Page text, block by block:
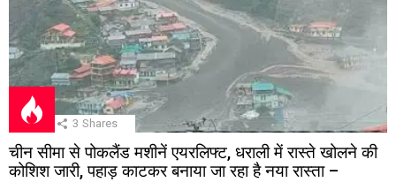
3 Shares
चीन सीमा से पोकलैंड मशीनें एयरलिफ्ट, धराली में रास्ते खोलने की
कोशिश जारी, पहाड़ काटकर बनाया जा रहा है नया रास्ता –